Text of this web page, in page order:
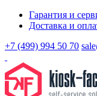
Гарантия и
Доставка и
+7 (499) 994 50 70